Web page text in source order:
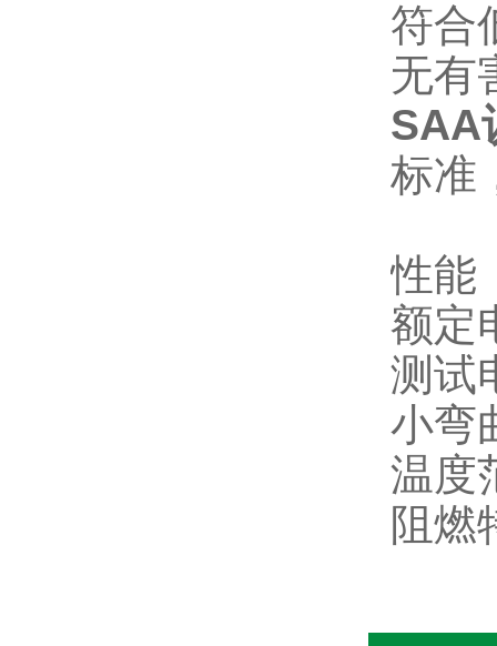
符合
无有
SAA
标准
性能
额定
测试
小弯
温度
阻燃